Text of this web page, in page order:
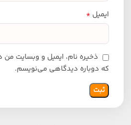
ایمیل *
ذخیره نام، ایمیل و وبسایت من
که دوباره دیدگاهی می‌نویسم.